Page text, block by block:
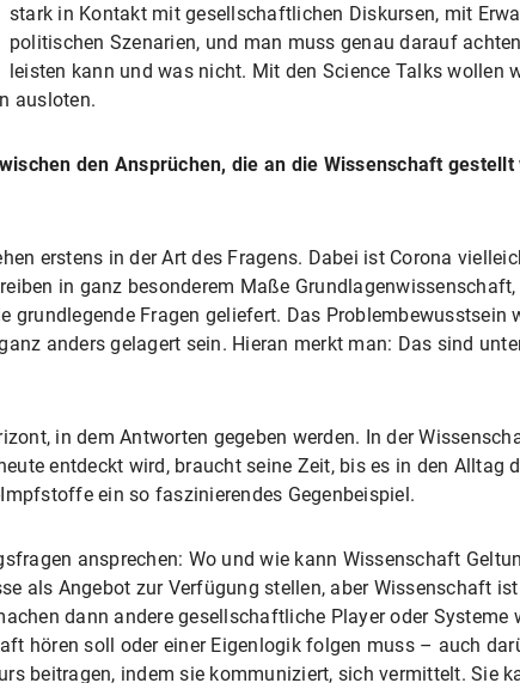
stark in Kontakt mit gesellschaftlichen Diskursen, mit
politischen Szenarien, und man muss genau darauf
leisten kann und was nicht. Mit den Science Talks wollen
ausloten.
den Ansprüchen, die an die Wissenschaft
erstens in der Art des Fragens. Dabei ist Corona
in ganz besonderem Maße
Fragen geliefert. Das Problembewusstsein
anders gelagert sein. Hieran merkt man: Das sind
in dem Antworten gegeben werden. In der
entdeckt wird, braucht seine Zeit, bis es in den Alltag
ein so faszinierendes Gegenbeispiel.
ansprechen: Wo und wie kann Wissenschaft
als Angebot zur Verfügung stellen, aber Wissenschaft
dann andere gesellschaftliche Player oder
hören soll oder einer Eigenlogik folgen muss – auch
beitragen, indem sie kommuniziert, sich vermittelt. Sie